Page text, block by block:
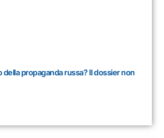
della propaganda russa? Il dossier non